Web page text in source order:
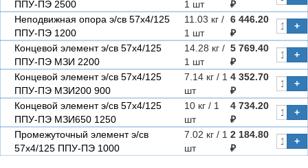
ППУ-ПЭ 2500
1 шт
₽
Неподвижная опора э/св 57х4/125
ППУ-ПЭ 1200
11.03 кг /
1 шт
6 446.20
₽
+
Концевой элемент э/св 57х4/125
ППУ-ПЭ МЗИ 2200
14.28 кг /
1 шт
5 769.40
₽
+
Концевой элемент э/св 57х4/125
ППУ-ПЭ МЗИ200 900
7.14 кг / 1
шт
4 352.70
₽
+
Концевой элемент э/св 57х4/125
ППУ-ПЭ МЗИ650 1250
10 кг / 1
шт
4 734.20
₽
+
Промежуточный элемент э/св
57х4/125 ППУ-ПЭ 1000
7.02 кг / 1
шт
2 184.80
₽
+